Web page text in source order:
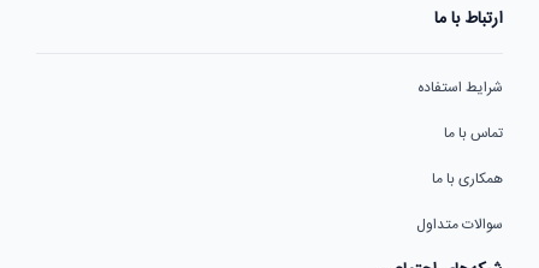
ارتباط با ما
شرایط استفاده
تماس با ما
همکاری با ما
سوالات متداول